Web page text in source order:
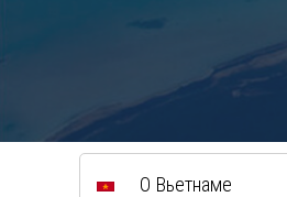
О Вьетнаме